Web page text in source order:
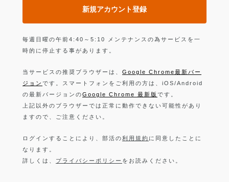
新規アカウント登録
毎週日曜の午前4:40～5:10 メンテナンスの為サービスを一
時的に停止する事があります。
当サービスの推奨ブラウザーは、 Google Chrome最新バー
ジョン です。スマートフォンをご利用の方は、iOS/Android
の最新バージョンのGoogle Chrome 最新版 です。
上記以外のブラウザーでは正常に動作できない可能性があり
ますので、ご注意ください。
ログインすることにより、部活の利用規約 に同意したことに
なります。
詳しくは、 プライバシーポリシー をお読みください。